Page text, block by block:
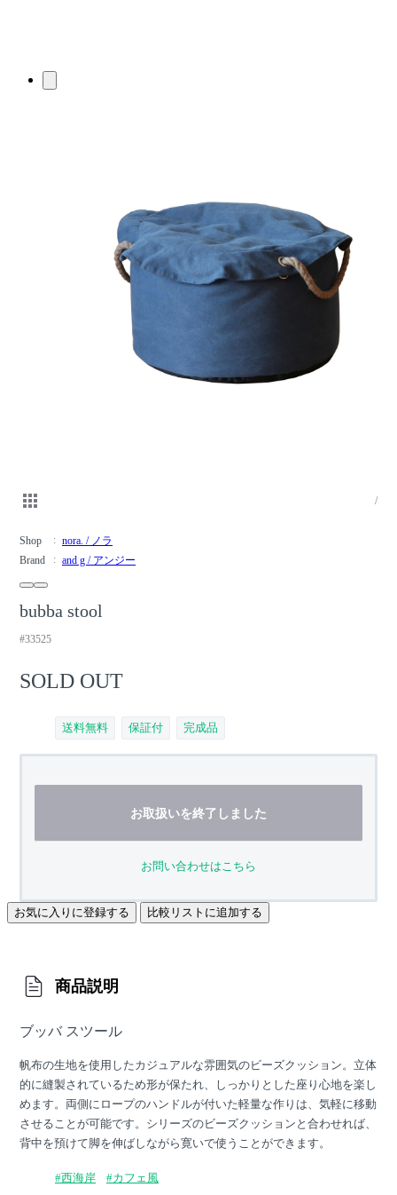
/
Shop
nora. / ノラ
Brand
and g / アンジー
bubba stool
#33525
SOLD OUT
送料無料 保証付 完成品
お取扱いを終了しました
お問い合わせはこちら
お気に入りに登録する 比較リストに追加する
商品説明
ブッバ スツール
帆布の生地を使用したカジュアルな雰囲気のビーズクッション。立体
的に縫製されているため形が保たれ、しっかりとした座り心地を楽し
めます。両側にロープのハンドルが付いた軽量な作りは、気軽に移動
させることが可能です。シリーズのビーズクッションと合わせれば、
背中を預けて脚を伸ばしながら寛いで使うことができます。
#西海岸 #カフェ風